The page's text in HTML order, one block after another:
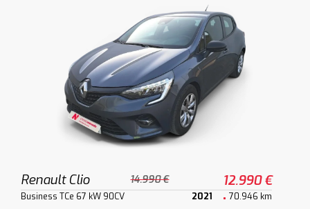
Renault Clio 14.990 € 12.990 €
Business TCe 67 kW 90CV 2021 70.946 km